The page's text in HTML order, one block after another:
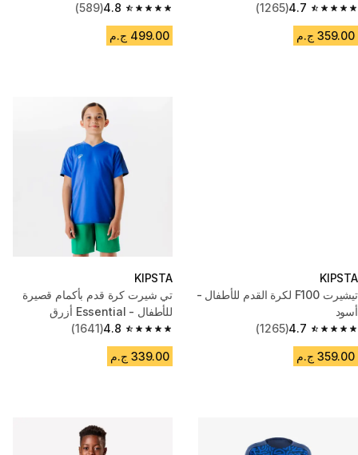
4.7
4.7 out of 5 stars from 1265 reviews
(1265)
359.00 ج.م
4.8
4.8 out of 5 stars from 589 reviews
(589)
499.00 ج.م
KIPSTA
تيشيرت F100 لكرة القدم للأطفال -
أسود
4.7
4.7 out of 5 stars from 1265 reviews
(1265)
359.00 ج.م
KIPSTA
تي شيرت كرة قدم بأكمام قصيرة
للأطفال - Essential أزرق
4.8
4.8 out of 5 stars from 1641 reviews
(1641)
339.00 ج.م